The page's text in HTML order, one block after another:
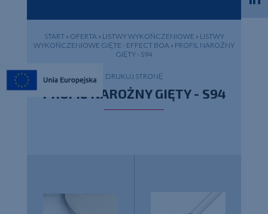
START» OFERTA» LISTWY WYKOŃCZENIOWE » LISTWY
WYKOŃCZENIOWE GIĘTE - EFFECT BOA » PROFIL NAROŻNY
GIĘTY - S94
DRUKUJ STRONĘ
PROFIL NAROŻNY GIĘTY - S94